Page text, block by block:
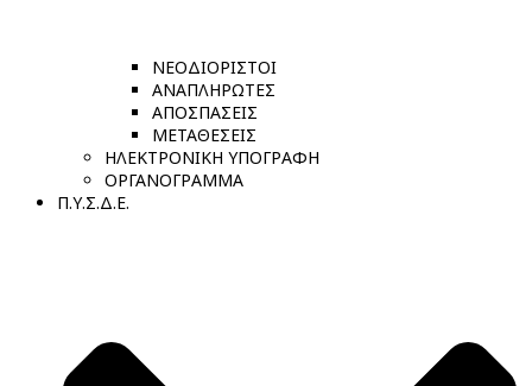
ΝΕΟΔΙΟΡΙΣΤΟΙ
ΑΝΑΠΛΗΡΩΤΕΣ
ΑΠΟΣΠΑΣΕΙΣ
ΜΕΤΑΘΕΣΕΙΣ
ΗΛΕΚΤΡΟΝΙΚΗ ΥΠΟΓΡΑΦΗ
ΟΡΓΑΝΟΓΡΑΜΜΑ
Π.Υ.Σ.Δ.Ε.